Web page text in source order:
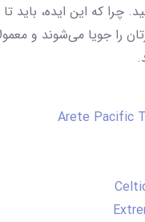
چرا که این ایده،
را جویا می‌شوند و
Arete Pacific